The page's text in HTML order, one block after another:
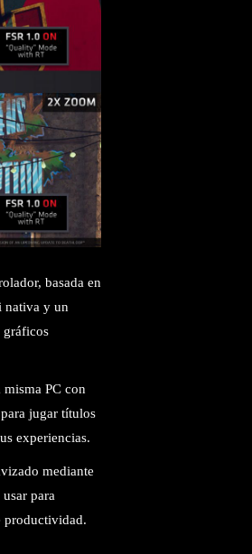
basada en
nativa y un
gráficos
PC con
jugar títulos
experiencias.
mediante
para
productividad.